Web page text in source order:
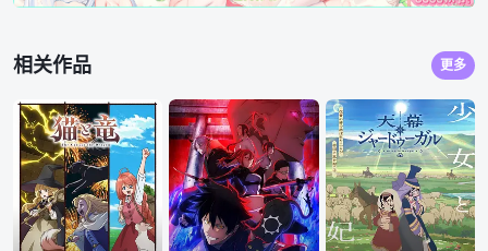
相关作品 更多